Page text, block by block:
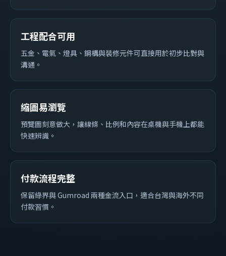
工程配合可用
五金、電氣、燈具、鋼構與裝修元件可直接用於初步比對與
溝通。
縮圖易瀏覽
預覽圖刻意做大，讓線條、比例和內容在桌機與手機上都能
快速辨識。
付款流程完整
保留綠界與 Gumroad 兩種金流入口，適合台灣與海外不同
付款習慣。